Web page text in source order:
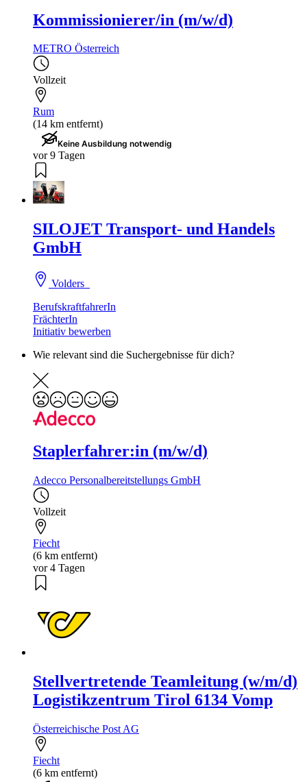
Kommissionierer/in (m/w/d)
METRO Österreich
Vollzeit
Rum
(14 km entfernt)
Keine Ausbildung notwendig
vor 9 Tagen
SILOJET Transport- und Handels
GmbH
Volders
BerufskraftfahrerIn
FrächterIn
Initiativ bewerben
Wie relevant sind die Suchergebnisse für dich?
Staplerfahrer:in (m/w/d)
Adecco Personalbereitstellungs GmbH
Vollzeit
Fiecht
(6 km entfernt)
vor 4 Tagen
Stellvertretende Teamleitung (w/m/d)
Logistikzentrum Tirol 6134 Vomp
Österreichische Post AG
Fiecht
(6 km entfernt)